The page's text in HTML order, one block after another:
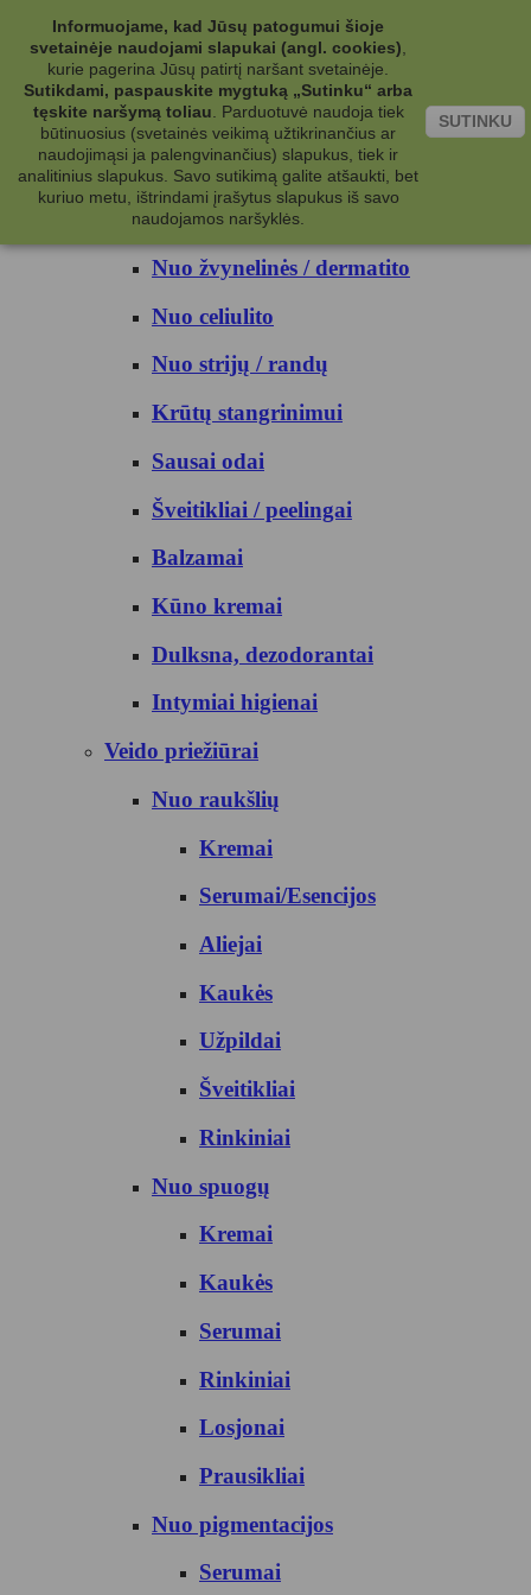
Kategorijos
Kosmetika
Kūno priežiūrai
Nuo prakaito
Kūno prausikliai
Nuo žvynelinės / dermatito
Nuo celiulito
Nuo strijų / randų
Krūtų stangrinimui
Sausai odai
Šveitikliai / peelingai
Balzamai
Kūno kremai
Dulksna, dezodorantai
Intymiai higienai
Veido priežiūrai
Nuo raukšlių
Kremai
Serumai/Esencijos
Aliejai
Kaukės
Užpildai
Šveitikliai
Rinkiniai
Nuo spuogų
Kremai
Kaukės
Serumai
Rinkiniai
Losjonai
Prausikliai
Nuo pigmentacijos
Serumai
Informuojame, kad Jūsų patogumui šioje
svetainėje naudojami slapukai (angl. cookies)
kurie pagerina Jūsų patirtį naršant svetainėje.
Sutikdami, paspauskite mygtuką „Sutinku“ arba
tęskite naršymą toliau
Parduotuvė naudoja tiek
būtinuosius (svetainės veikimą užtikrinančius ar
naudojimąsi ja palengvinančius) slapukus, tiek ir
analitinius slapukus. Savo sutikimą galite atšaukti, bet
kuriuo metu, ištrindami įrašytus slapukus iš savo
naudojamos naršyklės.
SUTINKU